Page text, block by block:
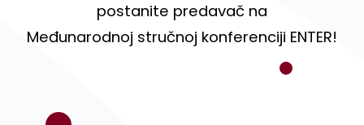
postanite predavač na
Međunarodnoj stručnoj konferenciji ENTER!